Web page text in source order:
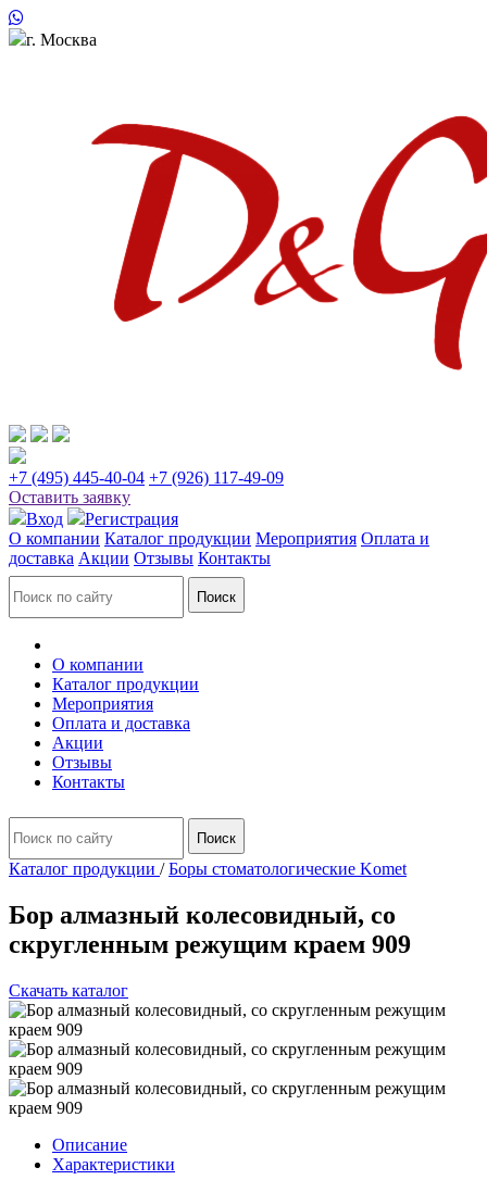
г. Москва
+7 (495) 445-40-04 +7 (926) 117-49-09
Оставить заявку
Вход
Регистрация
О компании Каталог продукции Мероприятия Оплата и
доставка Акции Отзывы Контакты
О компании
Каталог продукции
Мероприятия
Оплата и доставка
Акции
Отзывы
Контакты
Каталог продукции /Боры стоматологические Komet
Бор алмазный колесовидный, со
скругленным режущим краем 909
Скачать каталог
Описание
Характеристики